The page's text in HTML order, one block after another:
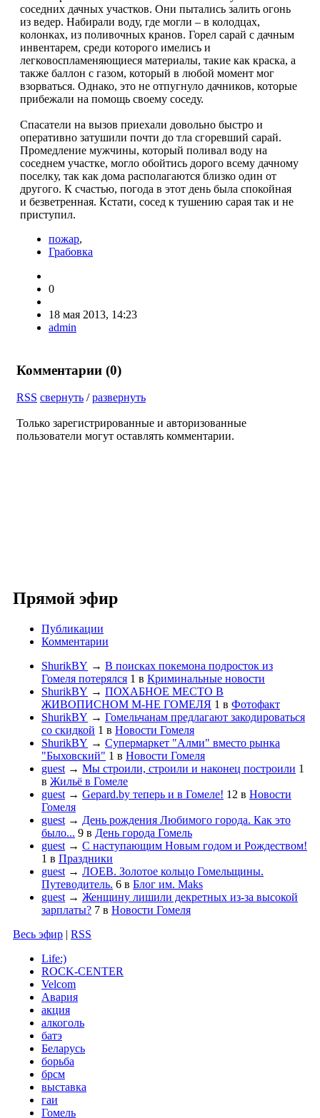
соседних дачных участков. Они пытались залить огонь
из ведер. Набирали воду, где могли – в колодцах,
колонках, из поливочных кранов. Горел сарай с дачным
инвентарем, среди которого имелись и
легковоспламеняющиеся материалы, такие как краска, а
также баллон с газом, который в любой момент мог
взорваться. Однако, это не отпугнуло дачников, которые
прибежали на помощь своему соседу.
Спасатели на вызов приехали довольно быстро и
оперативно затушили почти до тла сгоревший сарай.
Промедление мужчины, который поливал воду на
соседнем участке, могло обойтись дорого всему дачному
поселку, так как дома располагаются близко один от
другого. К счастью, погода в этот день была спокойная
и безветренная. Кстати, сосед к тушению сарая так и не
приступил.
пожар,
Грабовка
0
18 мая 2013, 14:23
admin
Комментарии (0)
RSS свернуть /развернуть
Только зарегистрированные и авторизованные
пользователи могут оставлять комментарии.
Прямой эфир
Публикации
Комментарии
ShurikBY → В поисках покемона подросток из
Гомеля потерялся 1 в Криминальные новости
ShurikBY → ПОХАБНОЕ МЕСТО В
ЖИВОПИСНОМ М-НЕ ГОМЕЛЯ 1 в Фотофакт
ShurikBY → Гомельчанам предлагают закодироваться
со скидкой 1 в Новости Гомеля
ShurikBY → Супермаркет "Алми" вместо рынка
"Быховский" 1 в Новости Гомеля
guest → Мы строили, строили и наконец построили 1
в Жильё в Гомеле
guest → Gepard.by теперь и в Гомеле! 12 в Новости
Гомеля
guest → День рождения Любимого города. Как это
было... 9 в День города Гомель
guest → С наступающим Новым годом и Рождеством!
1 в Праздники
guest → ЛОЕВ. Золотое кольцо Гомельщины.
Путеводитель. 6 в Блог им. Maks
guest → Женщину лишили декретных из-за высокой
зарплаты? 7 в Новости Гомеля
Весь эфир | RSS
Life:)
ROCK-CENTER
Velcom
Авария
акция
алкоголь
батэ
Беларусь
борьба
брсм
выставка
гаи
Гомель